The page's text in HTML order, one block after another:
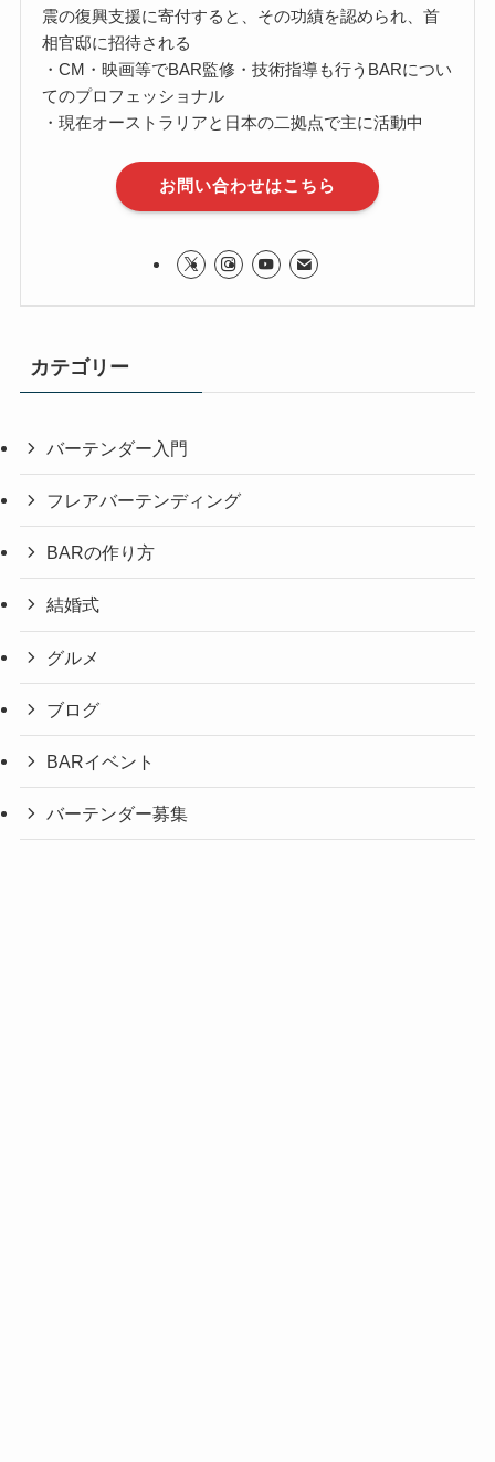
震の復興支援に寄付すると、その功績を認められ、首
相官邸に招待される
・CM・映画等でBAR監修・技術指導も行うBARについ
てのプロフェッショナル
・現在オーストラリアと日本の二拠点で主に活動中
お問い合わせはこちら
カテゴリー
バーテンダー入門
フレアバーテンディング
BARの作り方
結婚式
グルメ
ブログ
BARイベント
バーテンダー募集